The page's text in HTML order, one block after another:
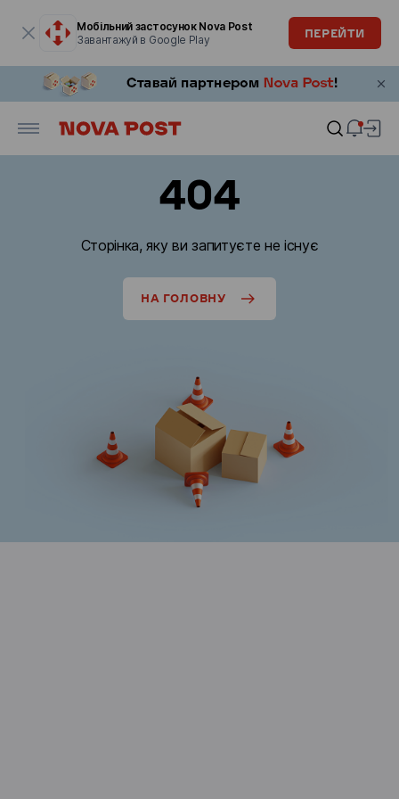
Мобільний застосунок Nova Post
Завантажуй в Google Play
ПЕРЕЙТИ
404
Сторінка, яку ви запитуєте не існує
НА ГОЛОВНУ